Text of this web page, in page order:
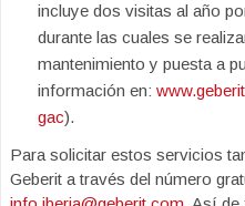
incluye dos visitas al año
durante las cuales se
mantenimiento y puesta a
información en:
gac).
Para solicitar estos servicios
Geberit a través del número